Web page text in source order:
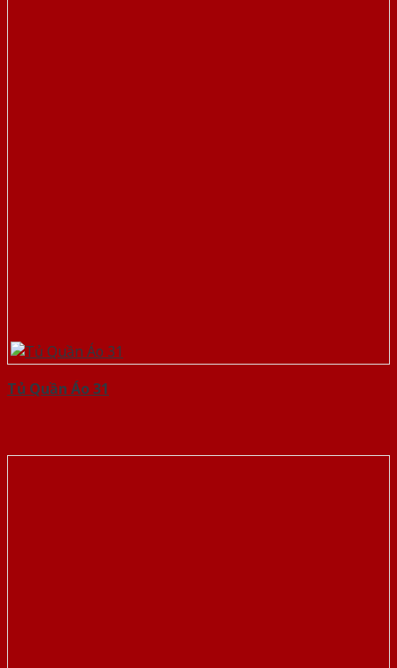
Tủ Quần Áo 31